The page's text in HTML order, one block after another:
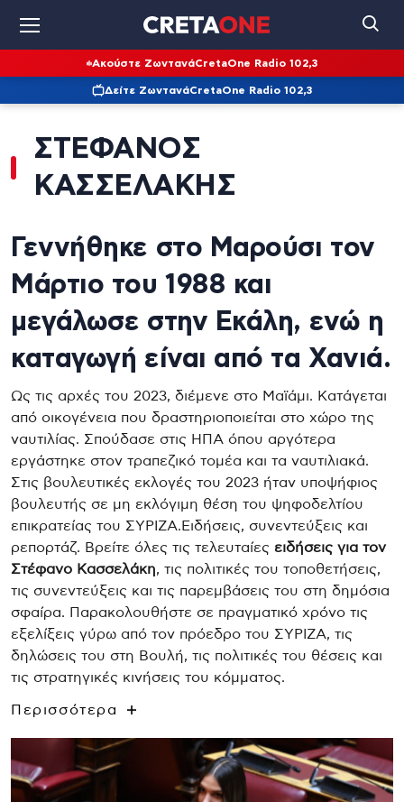
Ακούστε ΖωντανάCretaOne Radio 102,3
Δείτε ΖωντανάCretaOne Radio 102,3
ΣΤΕΦΑΝΟΣ
ΚΑΣΣΕΛΑΚΗΣ
Γεννήθηκε στο Μαρούσι τον
Μάρτιο του 1988 και
μεγάλωσε στην Εκάλη, ενώ η
καταγωγή είναι από τα Χανιά.
Ως τις αρχές του 2023, διέμενε στο Μαϊάμι. Κατάγεται
από οικογένεια που δραστηριοποιείται στο χώρο της
ναυτιλίας. Σπούδασε στις ΗΠΑ όπου αργότερα
εργάστηκε στον τραπεζικό τομέα και τα ναυτιλιακά.
Στις βουλευτικές εκλογές του 2023 ήταν υποψήφιος
βουλευτής σε μη εκλόγιμη θέση του ψηφοδελτίου
επικρατείας του ΣΥΡΙΖΑ.Ειδήσεις, συνεντεύξεις και
ρεπορτάζ. Βρείτε όλες τις τελευταίες ειδήσεις για τον
Στέφανο Κασσελάκη, τις πολιτικές του τοποθετήσεις,
τις συνεντεύξεις και τις παρεμβάσεις του στη δημόσια
σφαίρα. Παρακολουθήστε σε πραγματικό χρόνο τις
εξελίξεις γύρω από τον πρόεδρο του ΣΥΡΙΖΑ, τις
δηλώσεις του στη Βουλή, τις πολιτικές του θέσεις και
τις στρατηγικές κινήσεις του κόμματος.
Με συνεχή ροή ειδήσεων, αξιόπιστες πηγές και
τον απόλυτο προορισμό για όσους θέλουν να
παραμένουν ενημερωμένοι σχετικά με τον Στέφανο
Περισσότερα